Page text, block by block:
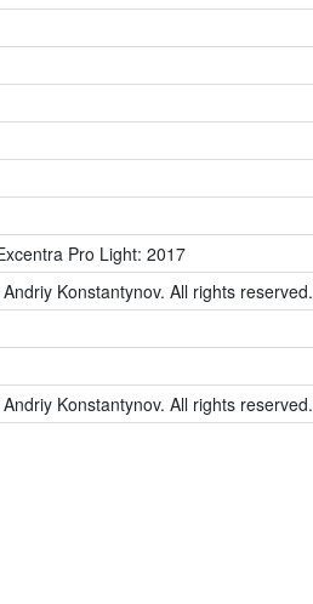
Pro Light: 2017
Konstantynov. All rights reserved.
Konstantynov. All rights reserved.